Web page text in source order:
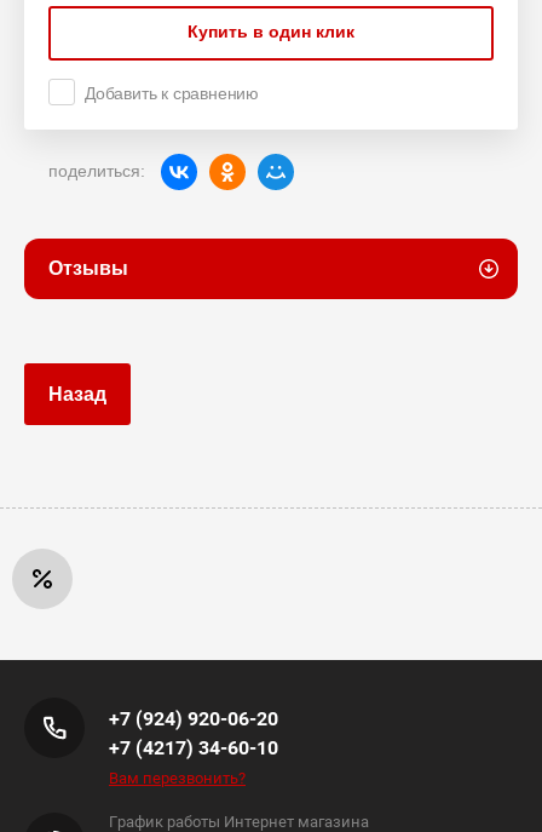
Купить в один клик
Добавить к сравнению
поделиться:
Отзывы
Назад
+7 (924) 920-06-20
+7 (4217) 34-60-10
Вам перезвонить?
График работы Интернет магазина